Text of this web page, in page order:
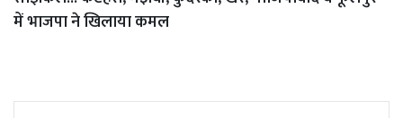
में भाजपा ने खिलाया कमल